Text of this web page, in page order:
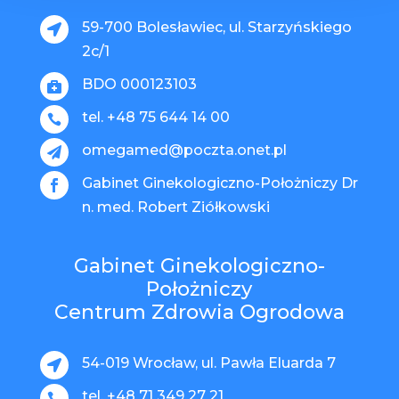

59-700 Bolesławiec, ul. Starzyńskiego
2c/1
 BDO 000123103
 tel. +48 75 644 14 00
 omegamed@poczta.onet.pl

Gabinet Ginekologiczno-Położniczy Dr
n. med. Robert Ziółkowski
Gabinet Ginekologiczno-
Położniczy
Centrum Zdrowia Ogrodowa
 54-019 Wrocław, ul. Pawła Eluarda 7